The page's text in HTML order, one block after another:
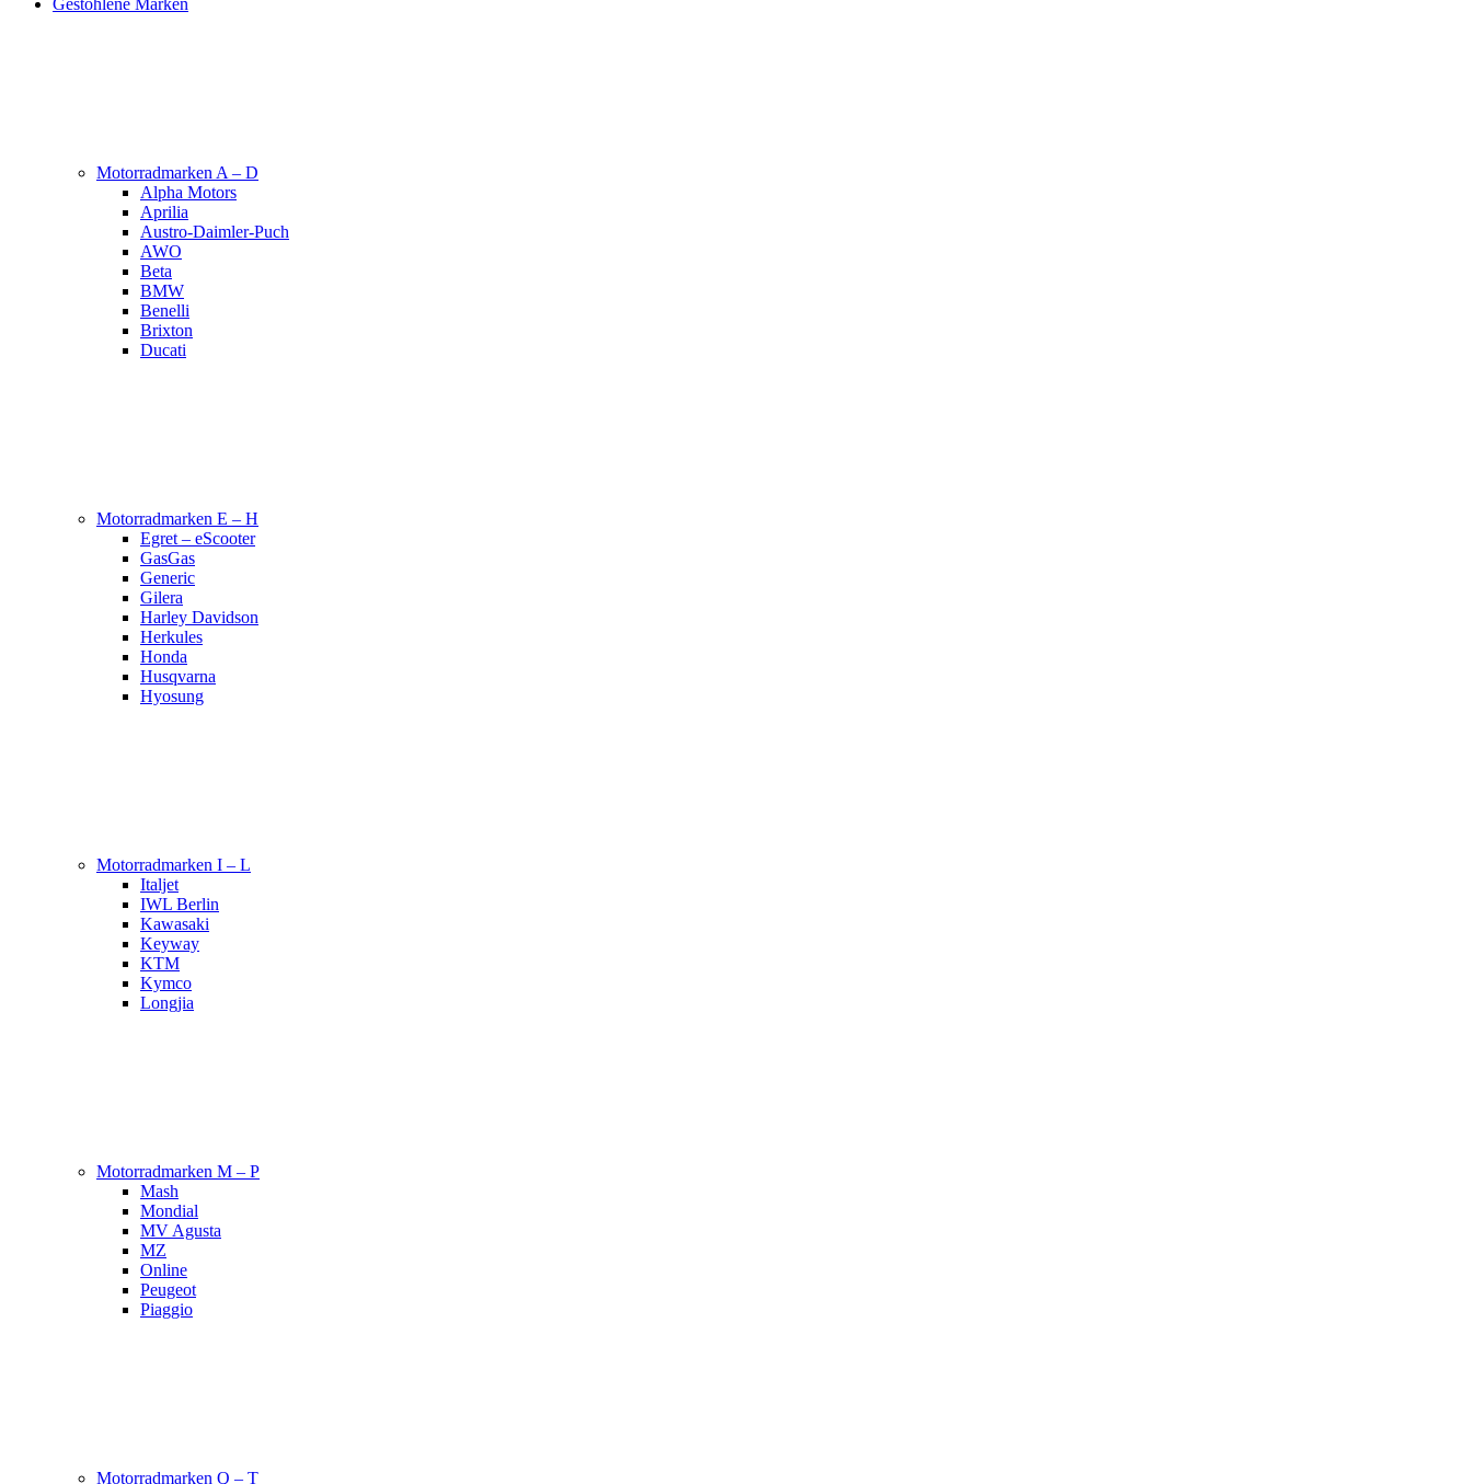
Gestohlene Marken
Motorradmarken A – D
Alpha Motors
Aprilia
Austro-Daimler-Puch
AWO
Beta
BMW
Benelli
Brixton
Ducati
Motorradmarken E – H
Egret – eScooter
GasGas
Generic
Gilera
Harley Davidson
Herkules
Honda
Husqvarna
Hyosung
Motorradmarken I – L
Italjet
IWL Berlin
Kawasaki
Keyway
KTM
Kymco
Longjia
Motorradmarken M – P
Mash
Mondial
MV Agusta
MZ
Online
Peugeot
Piaggio
Motorradmarken Q – T